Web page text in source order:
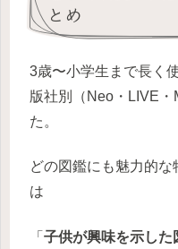
とめ
3歳〜小学生まで長く
版社別（Neo・LIVE
た。
どの図鑑にも魅力的
は
「 子供が興味を示した